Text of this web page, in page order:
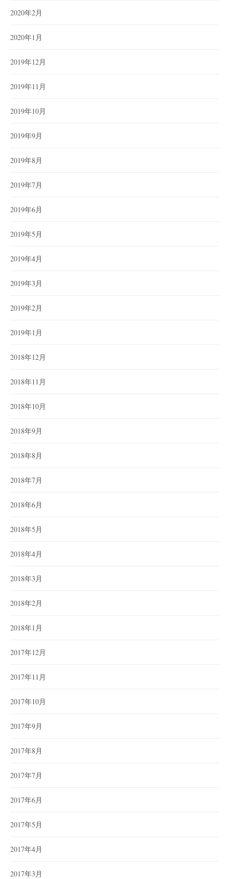
2020年2月
2020年1月
2019年12月
2019年11月
2019年10月
2019年9月
2019年8月
2019年7月
2019年6月
2019年5月
2019年4月
2019年3月
2019年2月
2019年1月
2018年12月
2018年11月
2018年10月
2018年9月
2018年8月
2018年7月
2018年6月
2018年5月
2018年4月
2018年3月
2018年2月
2018年1月
2017年12月
2017年11月
2017年10月
2017年9月
2017年8月
2017年7月
2017年6月
2017年5月
2017年4月
2017年3月